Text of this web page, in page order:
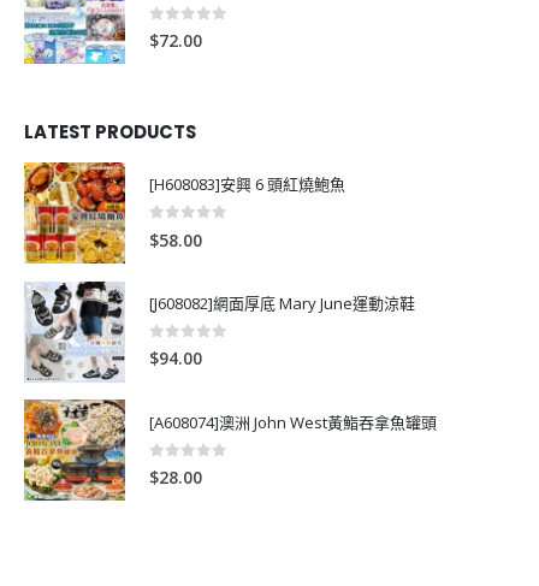
0out of 5
$72.00
LATEST PRODUCTS
[H608083]安興 6 頭紅燒鮑魚
0
$58.00
[J608082]網面厚底 Mary June運動涼鞋
0 out of 5
$94.00
[A608074]澳洲 John West黃鮨吞拿魚罐頭
0 out of 5
$28.00